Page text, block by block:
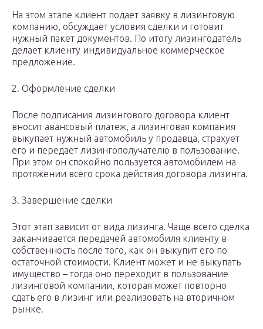
На этом этапе клиент подает заявку в лизинговую
компанию, обсуждает условия сделки и готовит
нужный пакет документов. По итогу лизингодатель
делает клиенту индивидуальное коммерческое
предложение.
2. Оформление сделки
После подписания лизингового договора клиент
вносит авансовый платеж, а лизинговая компания
выкупает нужный автомобиль у продавца, страхует
его и передает лизингополучателю в пользование.
При этом он спокойно пользуется автомобилем на
протяжении всего срока действия договора лизинга.
3. Завершение сделки
Этот этап зависит от вида лизинга. Чаще всего сделка
заканчивается передачей автомобиля клиенту в
собственность после того, как он выкупит его по
остаточной стоимости. Клиент может и не выкупать
имущество – тогда оно переходит в пользование
лизинговой компании, которая может повторно
сдать его в лизинг или реализовать на вторичном
рынке.